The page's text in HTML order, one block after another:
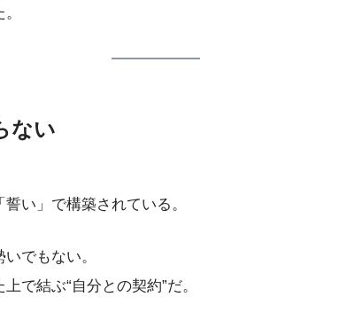
ない
い」で構築されている。
でもない。
で結ぶ“自分との契約”だ。